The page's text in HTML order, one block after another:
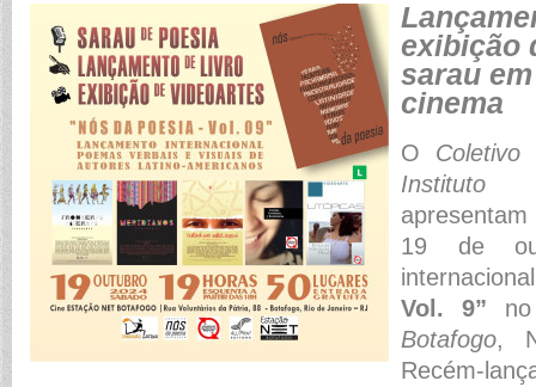
exibição
sarau
cinema
O
Instituto
19 de
Vol. 9”
Botafogo,
Recém-